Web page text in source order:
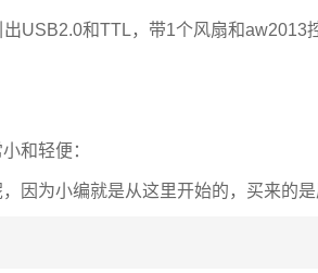
USB2.0和TTL，带1个风扇和aw2013
和轻便：
因为小编就是从这里开始的，买来的